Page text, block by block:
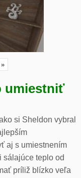
»
umiestniť
si Sheldon vybral
aj s umiestnením
sálajúce teplo od
príliž blízko veľa